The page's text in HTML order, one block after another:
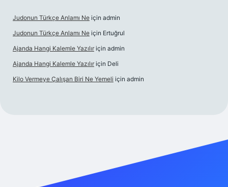
Judonun Türkçe Anlamı Ne için admin
Judonun Türkçe Anlamı Ne için Ertuğrul
Ajanda Hangi Kalemle Yazılır için admin
Ajanda Hangi Kalemle Yazılır için Deli
Kilo Vermeye Çalışan Biri Ne Yemeli için admin